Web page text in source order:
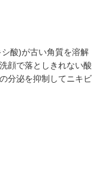
酸)が古い角質を溶解
顔で落としきれない酸
分泌を抑制してニキビ